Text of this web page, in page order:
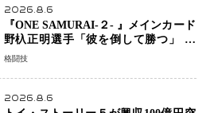
2026.8.6
『ONE SAMURAI-２- 』メインカード
野杁正明選手「彼を倒して勝つ」 リ
ウ・メンヤンとの因縁に決着へ 再起
初戦
格闘技
2026.8.6